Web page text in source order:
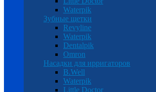
Waterpik
Зубные щетки
Revyline
Waterpik
Dentalpik
Omron
Насадки для ирригаторов
B.Well
Waterpik
Little Doctor